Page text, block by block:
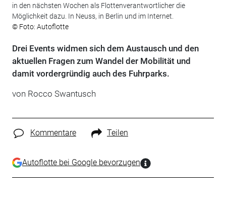
in den nächsten Wochen als Flottenverantwortlicher die
Möglichkeit dazu. In Neuss, in Berlin und im Internet.
© Foto: Autoflotte
Drei Events widmen sich dem Austausch und den
aktuellen Fragen zum Wandel der Mobilität und
damit vordergründig auch des Fuhrparks.
von Rocco Swantusch
Kommentare Teilen
Autoflotte bei Google bevorzugen